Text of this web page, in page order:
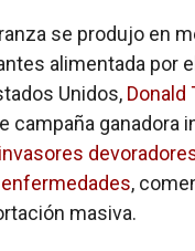
se produjo en
alimentada por
Unidos, Donald
campaña ganadora
invasores
,
masiva.